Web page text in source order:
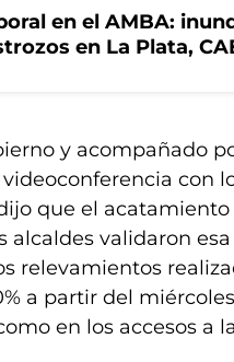
en el AMBA:
en La Plata,
y acompañado
con
que el
alcaldes validaron
relevamientos
a partir del
en los accesos a